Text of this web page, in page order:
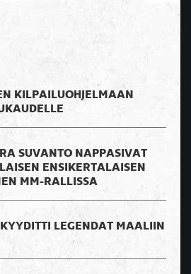
KILPAILUOHJELMAAN
SUVANTO NAPPASIVAT
ENSIKERTALAISEN
MM-RALLISSA
LEGENDAT MAALIIN